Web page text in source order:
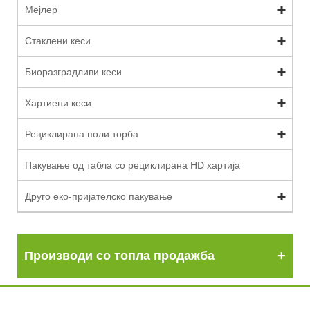
Мејлер
Стаклени кеси
Биоразградливи кеси
Хартиени кеси
Рециклирана поли торба
Пакување од табла со рециклирана HD хартија
Друго еко-пријателско пакување
Производи со топла продажба